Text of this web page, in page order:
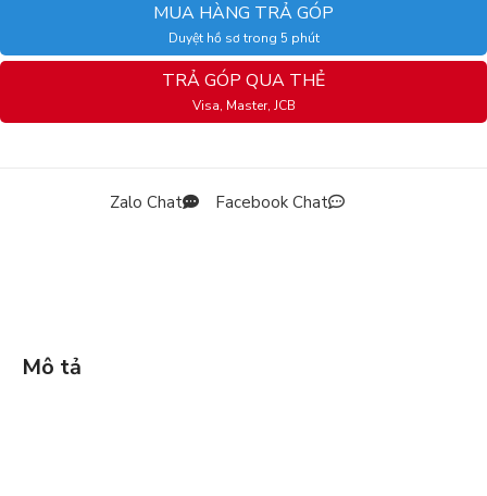
MUA HÀNG TRẢ GÓP
Duyệt hồ sơ trong 5 phút
TRẢ GÓP QUA THẺ
Visa, Master, JCB
Zalo Chat Facebook Chat
Mô tả